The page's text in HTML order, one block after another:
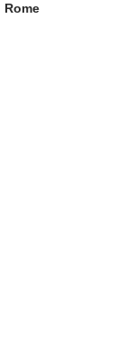
Rome